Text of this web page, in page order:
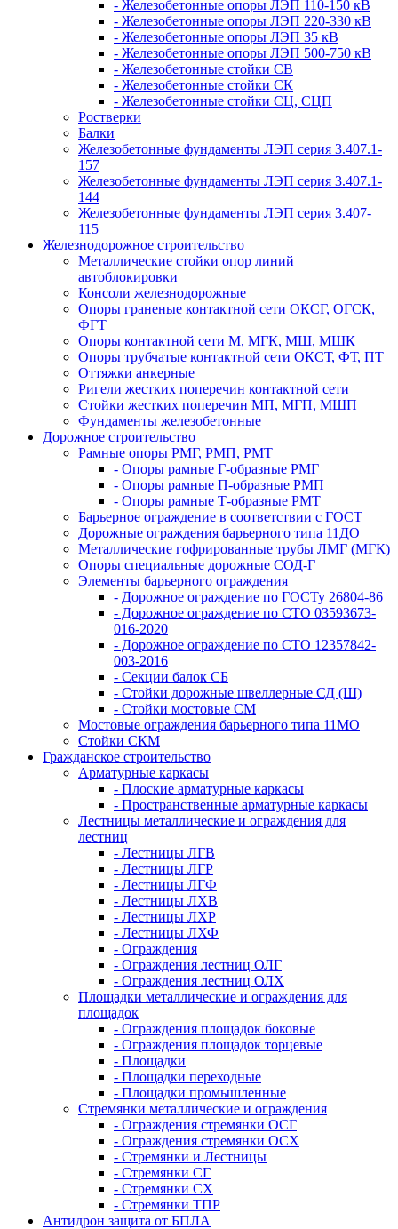
- Железобетонные опоры ЛЭП 110-150 кВ
- Железобетонные опоры ЛЭП 220-330 кВ
- Железобетонные опоры ЛЭП 35 кВ
- Железобетонные опоры ЛЭП 500-750 кВ
- Железобетонные стойки СВ
- Железобетонные стойки СК
- Железобетонные стойки СЦ, СЦП
Ростверки
Балки
Железобетонные фундаменты ЛЭП серия 3.407.1-
157
Железобетонные фундаменты ЛЭП серия 3.407.1-
144
Железобетонные фундаменты ЛЭП серия 3.407-
115
Железнодорожное строительство
Металлические стойки опор линий
автоблокировки
Консоли железнодорожные
Опоры граненые контактной сети ОКСГ, ОГСК,
ФГТ
Опоры контактной сети М, МГК, МШ, МШК
Опоры трубчатые контактной сети ОКСТ, ФТ, ПТ
Оттяжки анкерные
Ригели жестких поперечин контактной сети
Стойки жестких поперечин МП, МГП, МШП
Фундаменты железобетонные
Дорожное строительство
Рамные опоры РМГ, РМП, РМТ
- Опоры рамные Г-образные РМГ
- Опоры рамные П-образные РМП
- Опоры рамные Т-образные РМТ
Барьерное ограждение в соответствии с ГОСТ
Дорожные ограждения барьерного типа 11ДО
Металлические гофрированные трубы ЛМГ (МГК)
Опоры специальные дорожные СОД-Г
Элементы барьерного ограждения
- Дорожное ограждение по ГОСТу 26804-86
- Дорожное ограждение по СТО 03593673-
016-2020
- Дорожное ограждение по СТО 12357842-
003-2016
- Секции балок СБ
- Стойки дорожные швеллерные СД (Ш)
- Стойки мостовые СМ
Мостовые ограждения барьерного типа 11МО
Стойки СКМ
Гражданское строительство
Арматурные каркасы
- Плоские арматурные каркасы
- Пространственные арматурные каркасы
Лестницы металлические и ограждения для
лестниц
- Лестницы ЛГВ
- Лестницы ЛГР
- Лестницы ЛГФ
- Лестницы ЛХВ
- Лестницы ЛХР
- Лестницы ЛХФ
- Ограждения
- Ограждения лестниц ОЛГ
- Ограждения лестниц ОЛХ
Площадки металлические и ограждения для
площадок
- Ограждения площадок боковые
- Ограждения площадок торцевые
- Площадки
- Площадки переходные
- Площадки промышленные
Стремянки металлические и ограждения
- Ограждения стремянки ОСГ
- Ограждения стремянки ОСХ
- Стремянки и Лестницы
- Стремянки СГ
- Стремянки СХ
- Стремянки ТПР
Антидрон защита от БПЛА